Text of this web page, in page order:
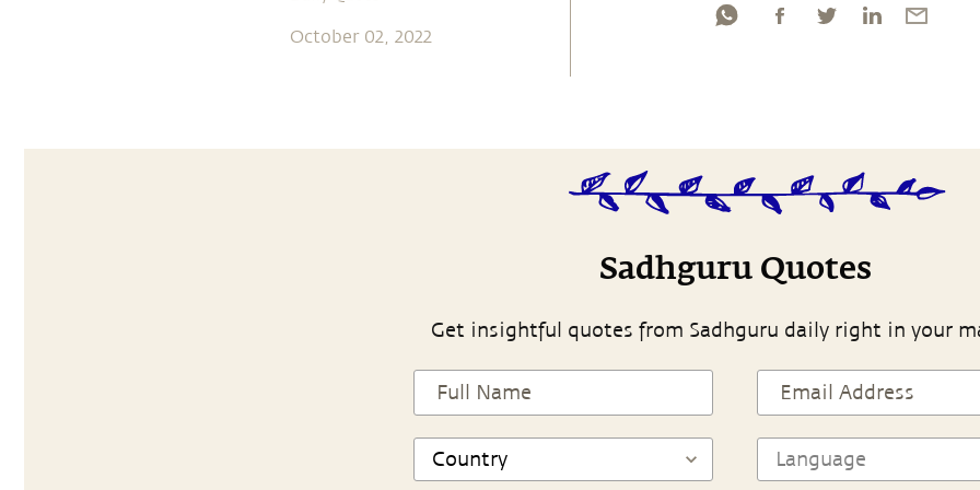
October 02, 2022
Sadhguru Quotes
Get insightful quotes from Sadhguru daily right in your